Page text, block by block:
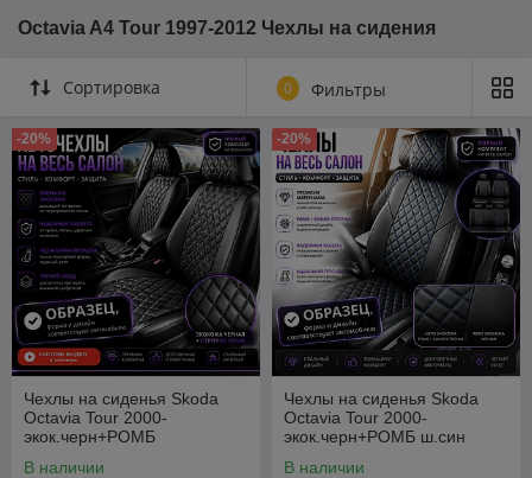
Octavia A4 Tour 1997-2012 Чехлы на сидения
Сортировка 0 Фильтры
-20%
Чехлы на сиденья Skoda
Octavia Tour 2000-
экок.черн+РОМБ
В наличии
-20%
Чехлы на сиденья Skoda
Octavia Tour 2000-
экок.черн+РОМБ ш.син
В наличии